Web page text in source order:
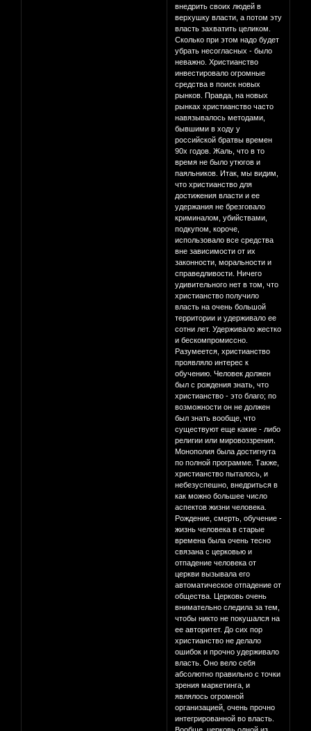
внедрить своих людей в
верхушку власти, а потом эту
власть захватить целиком.
Сколько при этом надо будет
убрать несогласных - было
неважно. Христианство
инвестировало огромные
средства в поиск новых
рынков. Правда, на новых
рынках христианство часто
навязывалось методами,
бывшими в ходу у
российской братвы времен
90х годов. Жаль, что в то
время не было утюгов и
паяльников. Итак, мы видим,
что христианство для
достижения власти и ее
удержания не брезговало
криминалом, убийствами,
подкупом, короче,
использовало все средства
вне зависимости от их
законности, моральности и
справедливости. Ничего
удивительного нет в том, что
христианство получило
власть на очень большой
территории и удерживало ее
сотни лет. Удерживало жестко
и бескомпромиссно.
Разумеется, христианство
проявляло интерес к
обучению. Человек должен
был с рождения знать, что
христианство - это благо; по
возможности он не должен
был знать вообще, что
существуют еще какие - либо
религии или мировоззрения.
Монополия была достигнута
по полной программе. Также,
христианство пыталось, и
небезуспешно, внедриться в
как можно большее число
аспектов жизни человека.
Рождение, смерть, обучение -
жизнь человека в старые
времена была очень тесно
связана с церковью и
отпадение человека от
церкви вызывала его
автоматическое отпадение от
общества. Церковь очень
внимательно следила за тем,
чтобы никто не покушался на
ее авторитет. До сих пор
христианство не делало
ошибок и прочно удерживало
власть. Оно вело себя
абсолютно правильно с точки
зрения маркетинга, и
являлось огромной
организацией, очень прочно
интегрированной во власть.